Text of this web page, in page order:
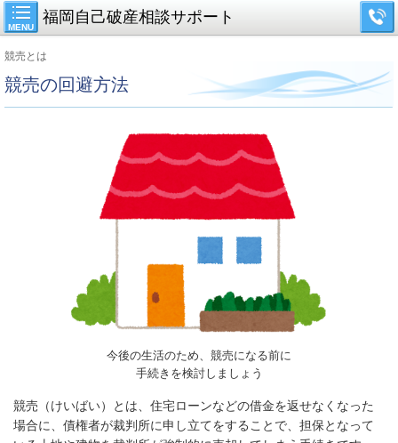
MENU
福岡自己破産相談サポート
競売とは
競売の回避方法
今後の生活のため、競売になる前に
手続きを検討しましょう
競売（けいばい）とは、住宅ローンなどの借金を返せなくなった
場合に、債権者が裁判所に申し立てをすることで、担保となって